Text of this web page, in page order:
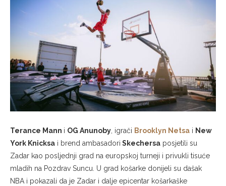
Terance Mann i OG Anunoby , igrači Brooklyn Netsa i New
York Knicksa i brend ambasadori Skechersa posjetili su
Zadar kao posljednji grad na europskoj turneji i privukli tisuće
mladih na Pozdrav Suncu. U grad košarke donijeli su dašak
NBA i pokazali da je Zadar i dalje epicentar košarkaške